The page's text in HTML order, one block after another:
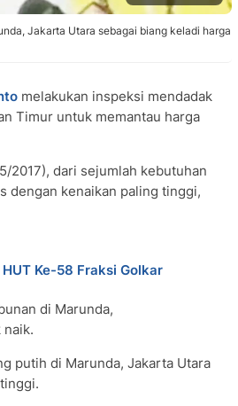
Jakarta Utara sebagai biang keladi harga
melakukan inspeksi mendadak
Timur untuk memantau harga
2017), dari sejumlah kebutuhan
dengan kenaikan paling tinggi,
Ke-58 Fraksi Golkar
di Marunda,
naik.
putih di Marunda, Jakarta Utara